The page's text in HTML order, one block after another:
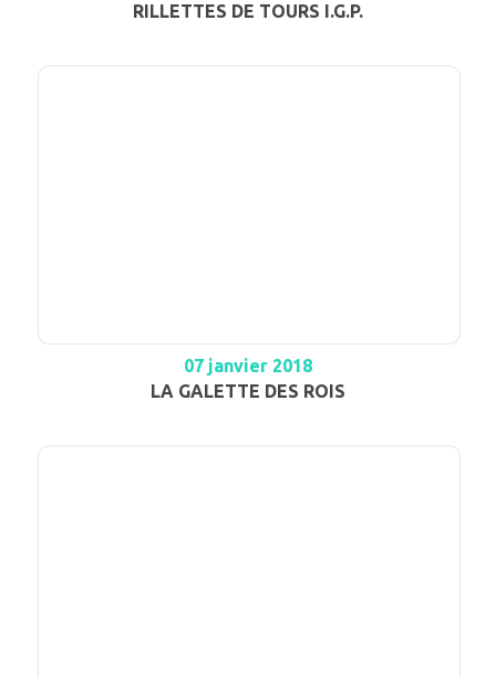
RILLETTES DE TOURS I.G.P.
07 janvier 2018
LA GALETTE DES ROIS